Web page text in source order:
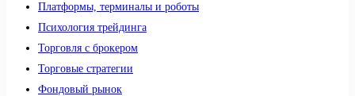
Платформы, терминалы и роботы
Психология трейдинга
Торговля с брокером
Торговые стратегии
Фондовый рынок